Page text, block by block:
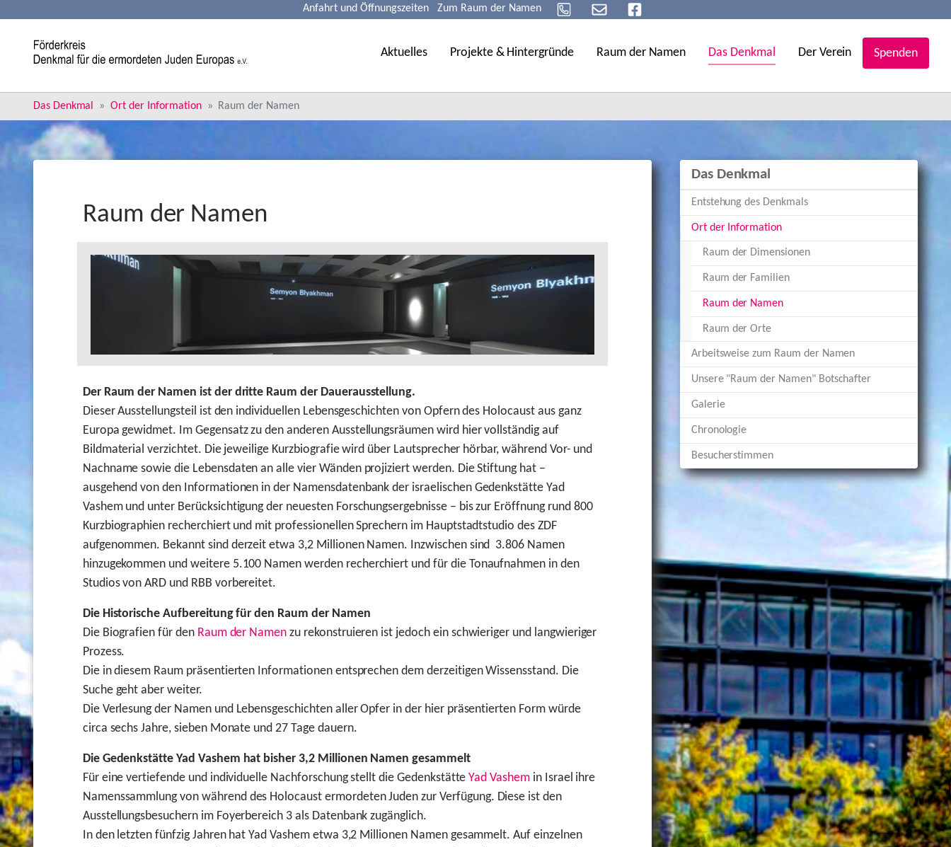
Skip to main content
Anfahrt und Öffnungszeiten Zum Raum der Namen
Aktuelles Projekte & Hintergründe Raum der Namen Das Denkmal Der Verein Spenden
You are here:
Das Denkmal Ort der Information Raum der Namen
Raum der Namen
Der Raum der Namen ist der dritte Raum der Dauerausstellung.
Dieser Ausstellungsteil ist den individuellen Lebensgeschichten von Opfern des Holocaust aus ganz
Europa gewidmet. Im Gegensatz zu den anderen Ausstellungsräumen wird hier vollständig auf
Bildmaterial verzichtet. Die jeweilige Kurzbiografie wird über Lautsprecher hörbar, während Vor- und
Nachname sowie die Lebensdaten an alle vier Wänden projiziert werden. Die Stiftung hat –
ausgehend von den Informationen in der Namensdatenbank der israelischen Gedenkstätte Yad
Vashem und unter Berücksichtigung der neuesten Forschungsergebnisse – bis zur Eröffnung rund 800
Kurzbiographien recherchiert und mit professionellen Sprechern im Hauptstadtstudio des ZDF
aufgenommen. Bekannt sind derzeit etwa 3,2 Millionen Namen. Inzwischen sind 3.806 Namen
hinzugekommen und weitere 5.100 Namen werden recherchiert und für die Tonaufnahmen in den
Studios von ARD und RBB vorbereitet.
Die Historische Aufbereitung für den Raum der Namen
Die Biografien für den Raum der Namen zu rekonstruieren ist jedoch ein schwieriger und langwieriger
Prozess.
Die in diesem Raum präsentierten Informationen entsprechen dem derzeitigen Wissensstand. Die
Suche geht aber weiter.
Die Verlesung der Namen und Lebensgeschichten aller Opfer in der hier präsentierten Form würde
circa sechs Jahre, sieben Monate und 27 Tage dauern.
Die Gedenkstätte Yad Vashem hat bisher 3,2 Millionen Namen gesammelt
Für eine vertiefende und individuelle Nachforschung stellt die GedenkstätteYad Vashemin Israel ihre
Namenssammlung von während des Holocaust ermordeten Juden zur Verfügung. Diese ist den
Ausstellungsbesuchern im Foyerbereich 3 als Datenbank zugänglich.
In den letzten fünfzig Jahren hat Yad Vashem etwa 3,2 Millionen Namen gesammelt. Auf einzelnen
Das Denkmal
Entstehung des Denkmals
Ort der Information
Raum der Dimensionen
Raum der Familien
Raum der Namen(current)
Raum der Orte
Arbeitsweise zum Raum der Namen
Unsere "Raum der Namen" Botschafter
Galerie
Chronologie
Besucherstimmen